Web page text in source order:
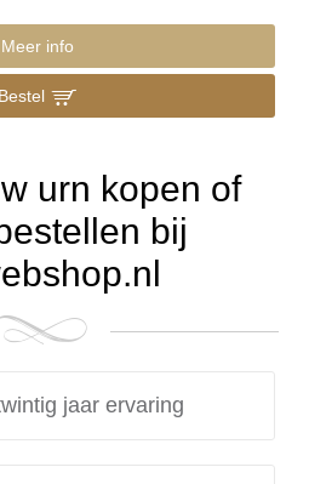
Meer info
Bestel
urn kopen of
bij
jaar ervaring